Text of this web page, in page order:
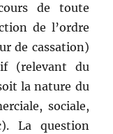
de toute
de l’ordre
de cas­sa­tion)
(rel­e­vant du
la nature du
sociale,
La ques­tion